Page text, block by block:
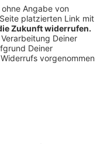
Werkprojekte, die